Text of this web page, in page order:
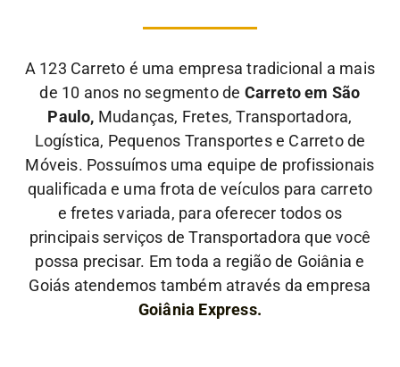
A 123 Carreto é uma empresa tradicional a mais
de 10 anos no segmento de Carreto em São
Paulo, Mudanças, Fretes, Transportadora,
Logística, Pequenos Transportes e Carreto de
Móveis. Possuímos uma equipe de profissionais
qualificada e uma frota de veículos para carreto
e fretes variada, para oferecer todos os
principais serviços de Transportadora que você
possa precisar. Em toda a região de Goiânia e
Goiás atendemos também através da empresa
Goiânia Express.